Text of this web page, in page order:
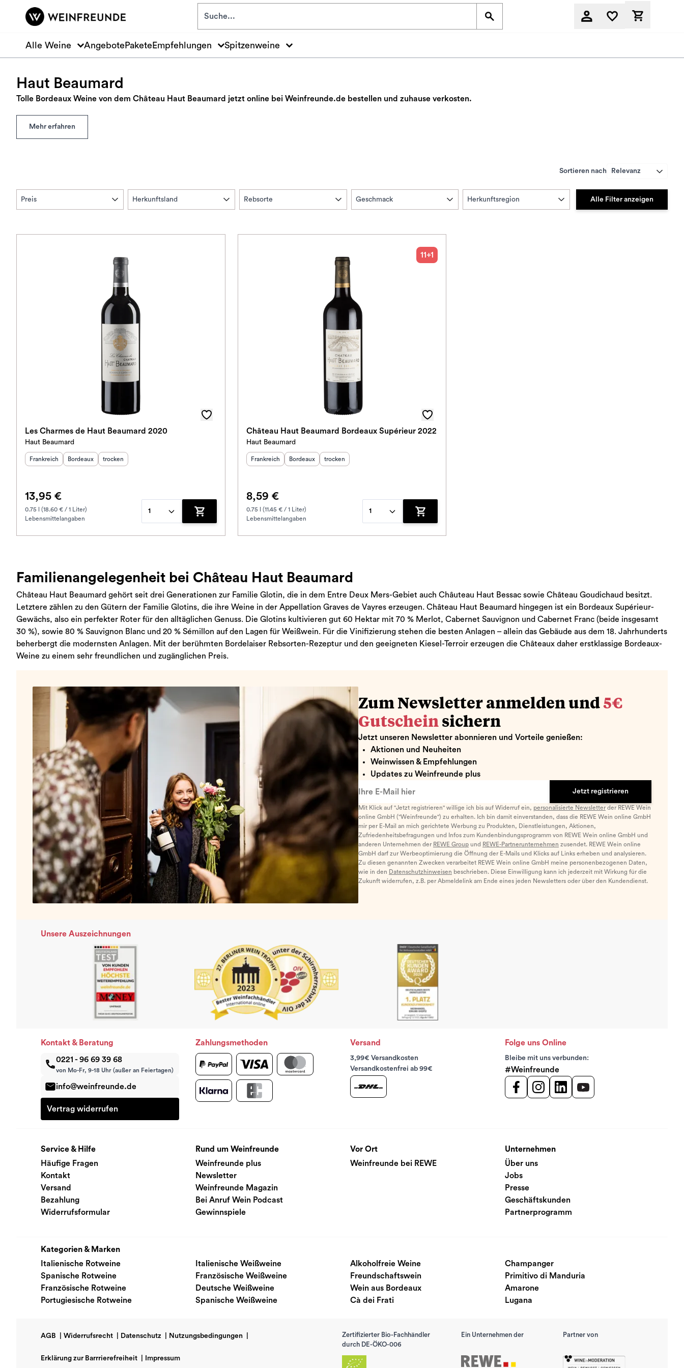
Zum Hauptinhalt springen
Alle Weine Angebote Pakete Empfehlungen Spitzenweine
Haut Beaumard
Tolle Bordeaux Weine von dem Château Haut Beaumard jetzt online bei Weinfreunde.de bestellen und zuhause verkosten.
Mehr erfahren
Sortieren nach Relevanz
Preis Herkunftsland Rebsorte Geschmack Herkunftsregion Alle Filter anzeigen
Les Charmes de Haut Beaumard 2020
Haut Beaumard
Herkunftsland :
Frankreich Herkunftsregion:
Bordeaux Geschmack
trocken
13,95 €
0.75 l (18.60 € / 1 Liter)
Lebensmittelangaben
1
Zum Warenkorb hinzufügen
11+1
Château Haut Beaumard Bordeaux Supérieur 2022
Haut Beaumard
Herkunftsland :
Frankreich Herkunftsregion:
Bordeaux Geschmack
trocken
8,59 €
0.75 l (11.45 € / 1 Liter)
Lebensmittelangaben
1
Zum Warenkorb hinzufügen
Familienangelegenheit bei Château Haut Beaumard
Château Haut Beaumard gehört seit drei Generationen zur Familie Glotin, die in dem Entre Deux Mers-Gebiet auch Châuteau Haut Bessac sowie Château Goudichaud besitzt.
Letztere zählen zu den Gütern der Familie Glotins, die ihre Weine in der Appellation Graves de Vayres erzeugen. Château Haut Beaumard hingegen ist ein Bordeaux Supérieur-
Gewächs, also ein perfekter Roter für den alltäglichen Genuss. Die Glotins kultivieren gut 60 Hektar mit 70 % Merlot, Cabernet Sauvignon und Cabernet Franc (beide insgesamt
30 %), sowie 80 % Sauvignon Blanc und 20 % Sémillon auf den Lagen für Weißwein. Für die Vinifizierung stehen die besten Anlagen – allein das Gebäude aus dem 18. Jahrhunderts
beherbergt die modernsten Anlagen. Mit der berühmten Bordelaiser Rebsorten-Rezeptur und den geeigneten Kiesel-Terroir erzeugen die Châteaux daher erstklassige Bordeaux-
Weine zu einem sehr freundlichen und zugänglichen Preis.
Zum Newsletter anmelden und 5€
Gutschein sichern
Jetzt unseren Newsletter abonnieren und Vorteile genießen:
Aktionen und Neuheiten
Weinwissen & Empfehlungen
Updates zu Weinfreunde plus
Jetzt registrieren
Mit Klick auf "Jetzt registrieren" willige ich bis auf Widerruf ein, personalisierte Newsletterder REWE Wein
online GmbH ("Weinfreunde") zu erhalten. Ich bin damit einverstanden, dass die REWE Wein online GmbH
mir per E-Mail an mich gerichtete Werbung zu Produkten, Dienstleistungen, Aktionen,
Zufriedenheitsbefragungen und Infos zum Kundenbindungsprogramm von REWE Wein online GmbH und
anderen Unternehmen der REWE Group und REWE-Partnerunternehmen zusendet. REWE Wein online
GmbH darf zur Werbeoptimierung die Öffnung der E-Mails und Klicks auf Links erheben und analysieren.
Zu diesen genannten Zwecken verarbeitet REWE Wein online GmbH meine personenbezogenen Daten,
wie in den Datenschutzhinweisen beschrieben. Diese Einwilligung kann ich jederzeit mit Wirkung für die
Zukunft widerrufen, z.B. per Abmeldelink am Ende eines jeden Newsletters oder über den Kundendienst.
Unsere Auszeichnungen
Kontakt & Beratung
0221 - 96 69 39 68
von Mo-Fr, 9-18 Uhr (außer an Feiertagen)
info@weinfreunde.de
Vertrag widerrufen
Zahlungsmethoden Versand
3,99€ Versandkosten
Versandkostenfrei ab 99€
Folge uns Online
Bleibe mit uns verbunden:
#Weinfreunde
Service & Hilfe
Häufige Fragen
Kontakt
Versand
Bezahlung
Widerrufsformular
Rund um Weinfreunde
Weinfreunde plus
Newsletter
Weinfreunde Magazin
Bei Anruf Wein Podcast
Gewinnspiele
Vor Ort
Weinfreunde bei REWE
Unternehmen
Über uns
Jobs
Presse
Geschäftskunden
Partnerprogramm
Kategorien & Marken
Italienische Rotweine
Spanische Rotweine
Französische Rotweine
Portugiesische Rotweine
Italienische Weißweine
Französische Weißweine
Deutsche Weißweine
Spanische Weißweine
Alkoholfreie Weine
Freundschaftswein
Wein aus Bordeaux
Cà dei Frati
Champanger
Primitivo di Manduria
Amarone
Lugana
AGB Widerrufsrecht Datenschutz Nutzungsbedingungen
Erklärung zur Barrrierefreiheit Impressum
Zertifizierter Bio-Fachhändler
durch DE-ÖKO-006
Ein Unternehmen der Partner von